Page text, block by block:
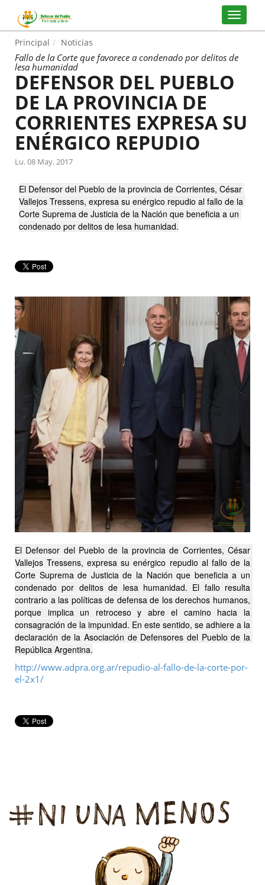
Principal Noticias
Fallo de la Corte que favorece a condenado por delitos de
lesa humanidad
DEFENSOR DEL PUEBLO
DE LA PROVINCIA DE
CORRIENTES EXPRESA SU
ENÉRGICO REPUDIO
Lu. 08 May. 2017
El Defensor del Pueblo de la provincia de Corrientes, César
Vallejos Tressens, expresa su enérgico repudio al fallo de la
Corte Suprema de Justicia de la Nación que beneficia a un
condenado por delitos de lesa humanidad.
El Defensor del Pueblo de la provincia de Corrientes, César
Vallejos Tressens, expresa su enérgico repudio al fallo de la
Corte Suprema de Justicia de la Nación que beneficia a un
condenado por delitos de lesa humanidad. El fallo resulta
contrario a las políticas de defensa de los derechos humanos,
porque implica un retroceso y abre el camino hacia la
consagración de la impunidad. En este sentido, se adhiere a la
declaración de la Asociación de Defensores del Pueblo de la
República Argentina.
http://www.adpra.org.ar/repudio-al-fallo-de-la-corte-por-
el-2x1/